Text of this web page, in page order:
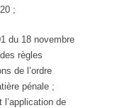
;
du 18 novembre
règles
de l’ordre
pénale ;
de